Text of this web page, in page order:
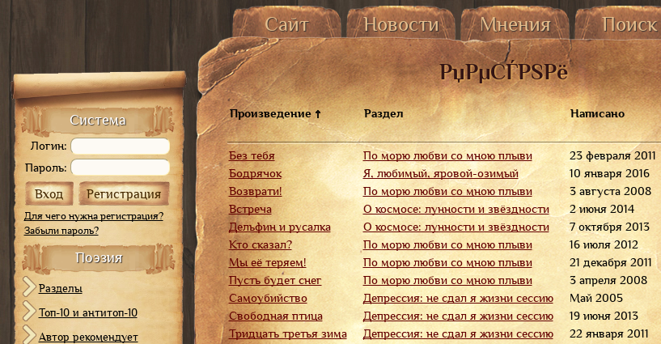
Система
Логин:
Пароль:
Для чего нужна регистрация?
Забыли пароль?
Поэзия
Разделы
Топ-10 и антитоп-10
Автор рекомендует
Сайт
Главная страница
История сайта
Карта сайта
Новости
От владельца
От пользователей
Мнения
Гостевая и опросы
Все комментарии
Все оценки
Поиск
Поэзия
Проза
Программы
РџРµСЃРЅРё
Произведение Раздел Написано
Без тебя По морю любви со мною плыви 23 февраля 2011
Бодрячок
Я, любимый, яровой-озимый 10 января 2016
Возврати!
По морю любви со мною плыви 3 августа 2008
Встреча
О космосе: лунности и звёздности 2 июня 2014
Дельфин и русалка
О космосе: лунности и звёздности 7 октября 2013
Кто сказал?
По морю любви со мною плыви 16 июля 2012
Мы её теряем!
По морю любви со мною плыви 21 декабря 2011
Пусть будет снег
По морю любви со мною плыви 3 апреля 2008
Самоубийство
Депрессия: не сдал я жизни сессию Май 2005
Свободная птица
Депрессия: не сдал я жизни сессию 19 июня 2013
Тридцать третья зима
Депрессия: не сдал я жизни сессию
22 января 2011